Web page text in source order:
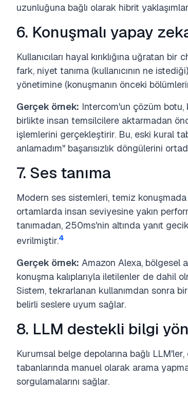
uzunluğuna bağlı olarak hibrit
6. Konuşmalı yapay
Kullanıcıları hayal kırıklığına uğratan
fark, niyet tanıma (kullanıcının ne
yönetimine (konuşmanın önceki
Gerçek örnek: Intercom'un çözüm botu,
birlikte insan temsilcilere aktarmadan
işlemlerini gerçekleştirir. Bu, eski kural
anlamadım" başarısızlık döngülerini
7. Ses tanıma
Modern ses sistemleri, temiz
ortamlarda insan seviyesine yakın
tanımadan, 250ms'nin altında yanıt
evrilmiştir.4
Gerçek örnek: Amazon Alexa, bölgesel
konuşma kalıplarıyla iletilenler de dahil
Sistem, tekrarlanan kullanımdan sonra
belirli seslere uyum sağlar.
8. LLM destekli bilgi
Kurumsal belge depolarına bağlı
tabanlarında manuel olarak arama
sorgulamalarını sağlar.